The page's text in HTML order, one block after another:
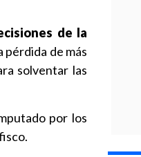
de la
de más
solventar las
por los